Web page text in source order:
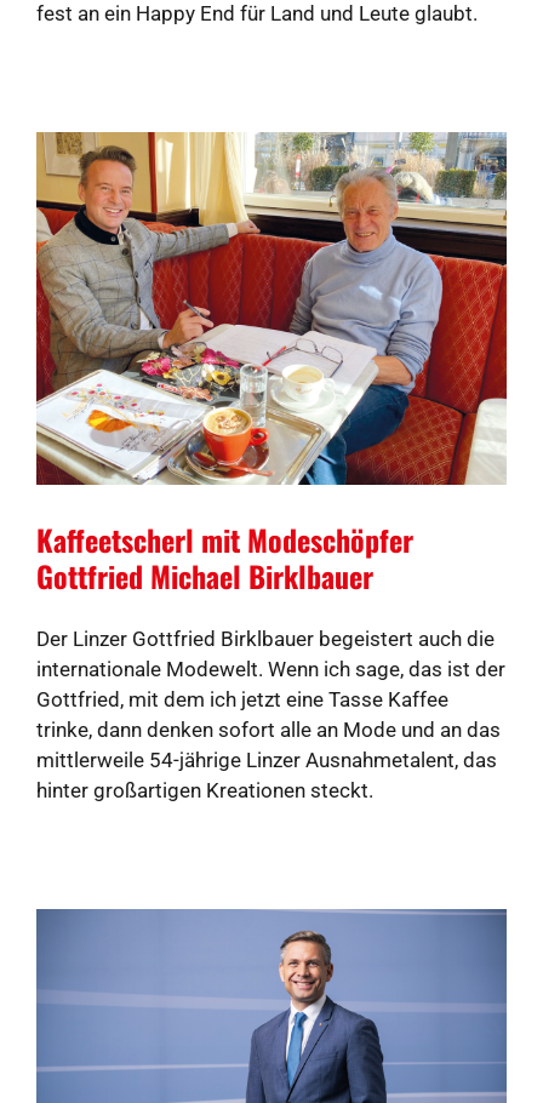
fest an ein Happy End für Land und Leute glaubt.
Kaffeetscherl mit Modeschöpfer
Gottfried Michael Birklbauer
Der Linzer Gottfried Birklbauer begeistert auch die
internationale Modewelt. Wenn ich sage, das ist der
Gottfried, mit dem ich jetzt eine Tasse Kaffee
trinke, dann denken sofort alle an Mode und an das
mittlerweile 54-jährige Linzer Ausnahmetalent, das
hinter großartigen Kreationen steckt.